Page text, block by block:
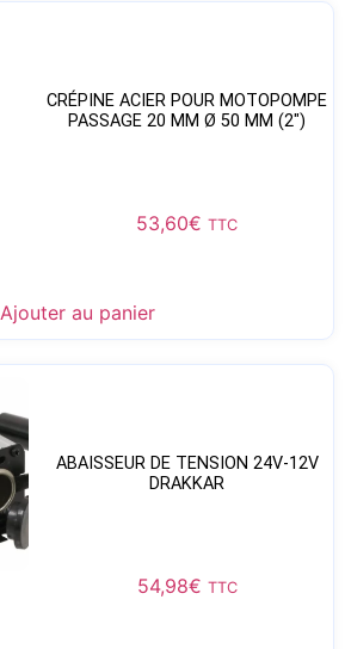
CRÉPINE ACIER POUR MOTOPOMPE
PASSAGE 20 MM Ø 50 MM (2″)
53,60€ TTC
Ajouter au panier
ABAISSEUR DE TENSION 24V-12V
DRAKKAR
54,98€ TTC